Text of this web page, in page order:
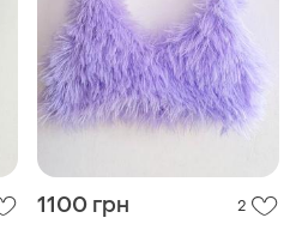
1100 грн 2
Noir Handmade
💜 пушистый топ ручной